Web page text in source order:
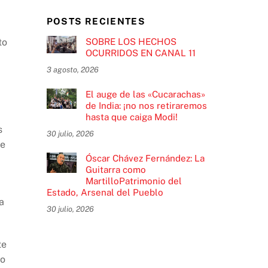
POSTS RECIENTES
SOBRE LOS HECHOS
OCURRIDOS EN CANAL 11
3 agosto, 2026
El auge de las «Cucarachas»
de India: ¡no nos retiraremos
hasta que caiga Modi!
30 julio, 2026
Óscar Chávez Fernández: La
Guitarra como
MartilloPatrimonio del
Estado, Arsenal del Pueblo
30 julio, 2026